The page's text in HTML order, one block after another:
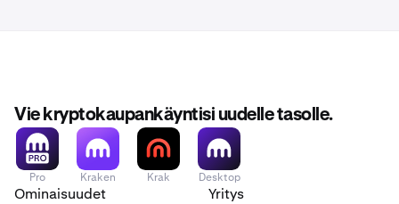
Vie kryptokaupankäyntisi uudelle tasolle.
Pro Kraken Krak Desktop
Ominaisuudet Yritys